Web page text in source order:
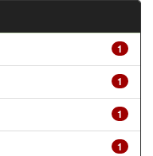
1
1
1
1